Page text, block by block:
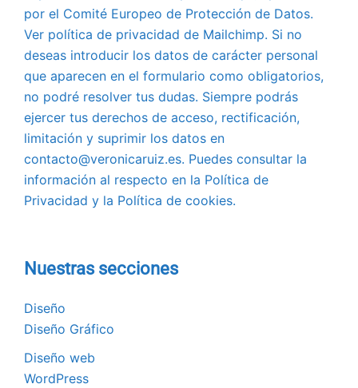
por el Comité Europeo de Protección de Datos.
Ver política de privacidad de Mailchimp. Si no
deseas introducir los datos de carácter personal
que aparecen en el formulario como obligatorios,
no podré resolver tus dudas. Siempre podrás
ejercer tus derechos de acceso, rectificación,
limitación y suprimir los datos en
contacto@veronicaruiz.es. Puedes consultar la
información al respecto en la Política de
Privacidad y la Política de cookies.
Nuestras secciones
Diseño
Diseño Gráfico
Diseño web
WordPress